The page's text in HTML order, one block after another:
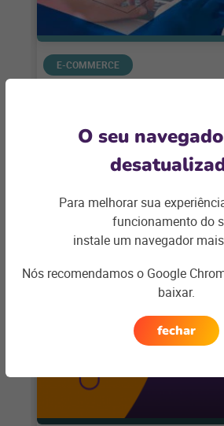
E-COMMERCE
funciona essa
Cada vez mais os
atendimento é realizado de
eficiente e a
O seu
Para melhorar sua
funcionamento do
instale um navegador
Nós recomendamos o Google
baixar.
fechar